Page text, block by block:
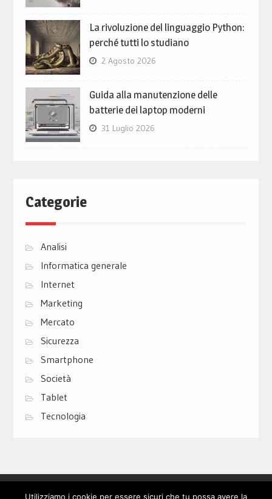
La rivoluzione del linguaggio Python:
perché tutti lo studiano
2 Agosto 2026
Guida alla manutenzione delle
batterie dei laptop moderni
31 Luglio 2026
Categorie
Analisi
Informatica generale
Internet
Marketing
Mercato
Sicurezza
Smartphone
Società
Tablet
Tecnologia
Utilizziamo i cookie per essere sicuri che tu possa avere la